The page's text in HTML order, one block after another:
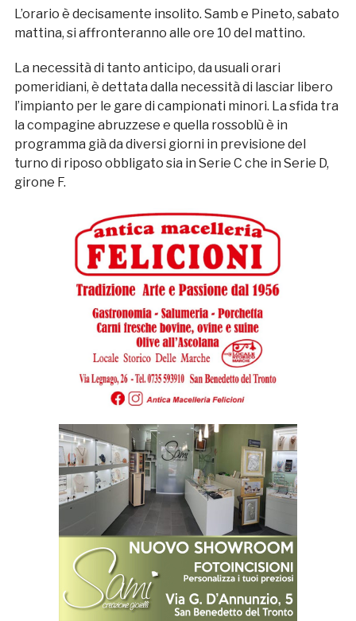
L’orario è decisamente insolito. Samb e Pineto, sabato
mattina, si affronteranno alle ore 10 del mattino.
La necessità di tanto anticipo, da usuali orari
pomeridiani, è dettata dalla necessità di lasciar libero
l’impianto per le gare di campionati minori. La sfida tra
la compagine abruzzese e quella rossoblù è in
programma già da diversi giorni in previsione del
turno di riposo obbligato sia in Serie C che in Serie D,
girone F.